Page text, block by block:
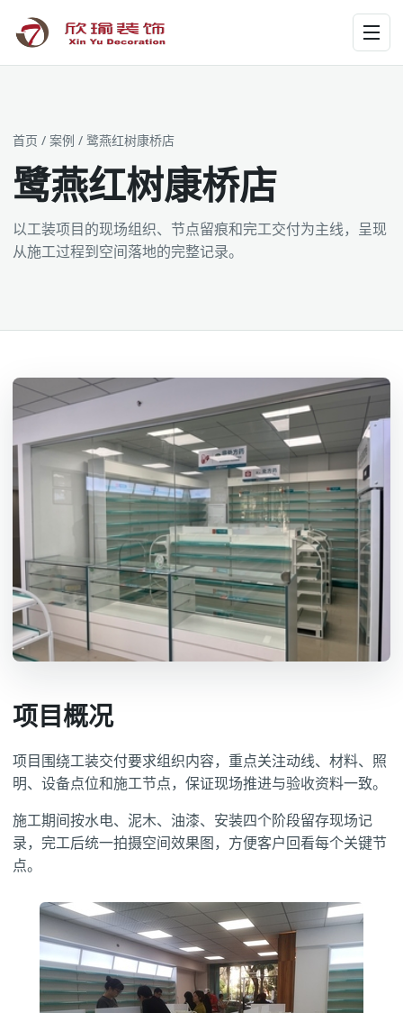
工装为主 · 家装为辅 · 设计施工
首页 / 案例 / 鹭燕红树康桥店
鹭燕红树康桥店
以工装项目的现场组织、节点留痕和完工交付为主线，呈现
从施工过程到空间落地的完整记录。
项目概况
项目围绕工装交付要求组织内容，重点关注动线、材料、照
明、设备点位和施工节点，保证现场推进与验收资料一致。
施工期间按水电、泥木、油漆、安装四个阶段留存现场记
录，完工后统一拍摄空间效果图，方便客户回看每个关键节
点。